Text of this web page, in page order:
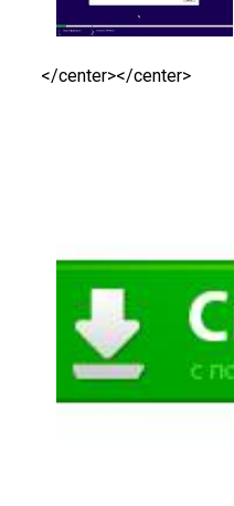
</center></center>